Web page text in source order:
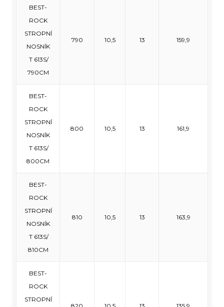
BEST-
ROCK
STROPNÍ
NOSNÍK
T 613S/
790CM
790 10,5 13 159,9
BEST-
ROCK
STROPNÍ
NOSNÍK
T 613S/
800CM
800 10,5 13 161,9
BEST-
ROCK
STROPNÍ
NOSNÍK
T 613S/
810CM
810 10,5 13 163,9
BEST-
ROCK
STROPNÍ